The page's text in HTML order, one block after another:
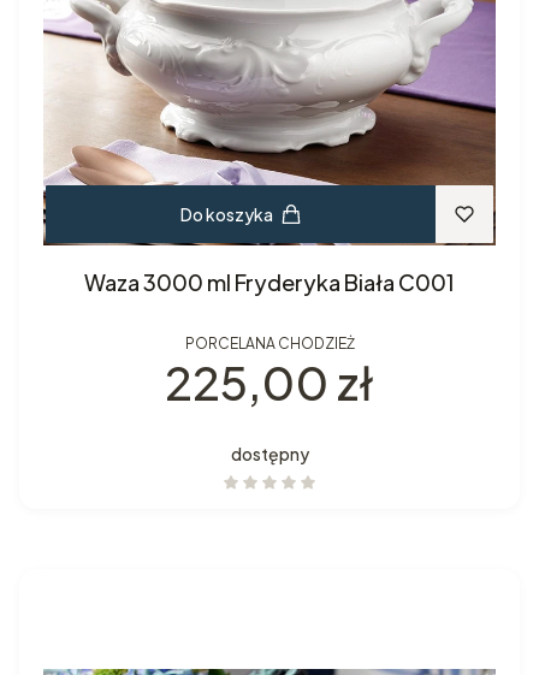
Do koszyka
Waza 3000 ml Fryderyka Biała C001
PORCELANA CHODZIEŻ
Cena
225,00 zł
dostępny